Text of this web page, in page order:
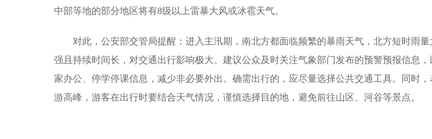
中部等地的部分地区将有8级以上雷暴大风或冰雹天气。
对此，公安部交管局提醒：进入主汛期，南北方都面临频繁的暴雨天气，北方短时雨
强且持续时间长，对交通出行影响极大。建议公众及时关注气象部门发布的预警预报信息
家办公、停学停课信息，减少非必要外出。确需出行的，应尽量选择公共交通工具。同时
游高峰，游客在出行时要结合天气情况，谨慎选择目的地，避免前往山区、河谷等景点。